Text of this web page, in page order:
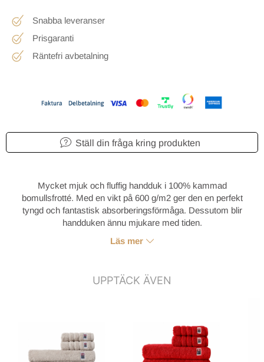
Snabba leveranser
Prisgaranti
Räntefri avbetalning
Ställ din fråga kring produkten
Mycket mjuk och fluffig handduk i 100% kammad
bomullsfrotté. Med en vikt på 600 g/m2 ger den en perfekt
tyngd och fantastisk absorberingsförmåga. Dessutom blir
handduken ännu mjukare med tiden.
Läs mer
UPPTÄCK ÄVEN